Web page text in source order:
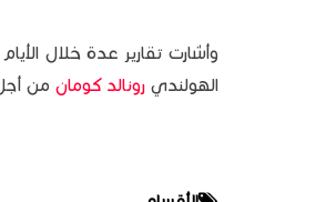
وأشارت تقارير عدة خلال
الهولندي رونالد كومان من